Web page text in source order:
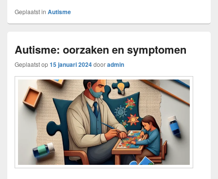
Geplaatst in Autisme
Autisme: oorzaken en symptomen
Geplaatst op15 januari 2024dooradmin